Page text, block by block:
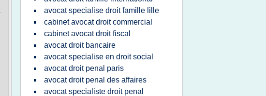
avocat specialise droit famille lille
cabinet avocat droit commercial
cabinet avocat droit fiscal
avocat droit bancaire
avocat specialise en droit social
avocat droit penal paris
avocat droit penal des affaires
avocat specialiste droit penal